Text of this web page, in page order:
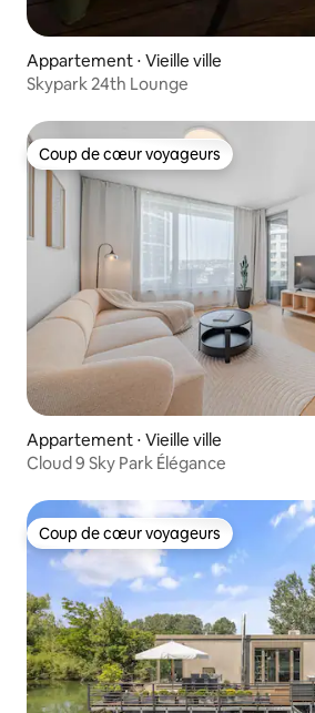
Appartement ⋅ Vieille ville
Skypark 24th Lounge
Coup de cœur voyageurs
Coup de cœur voyageurs
Appartement ⋅ Vieille ville
Cloud 9 Sky Park Élégance
Coup de cœur voyageurs
Coup de cœur voyageurs